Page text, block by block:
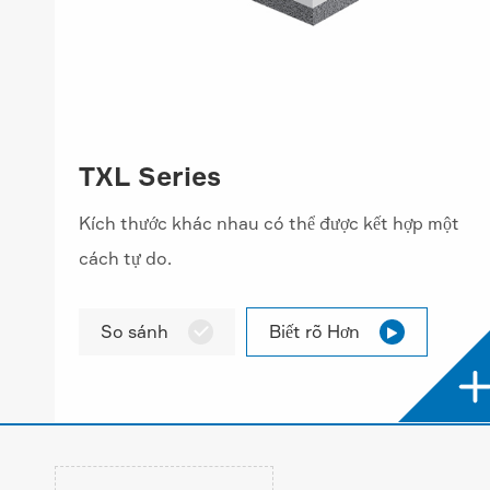
TXL Series
Kích thước khác nhau có thể được kết hợp một
cách tự do.
So sánh  Biết rõ Hơn 